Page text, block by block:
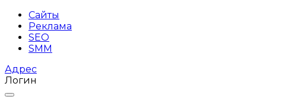
Сайты
Реклама
SEO
SMM
Адрес
Логин